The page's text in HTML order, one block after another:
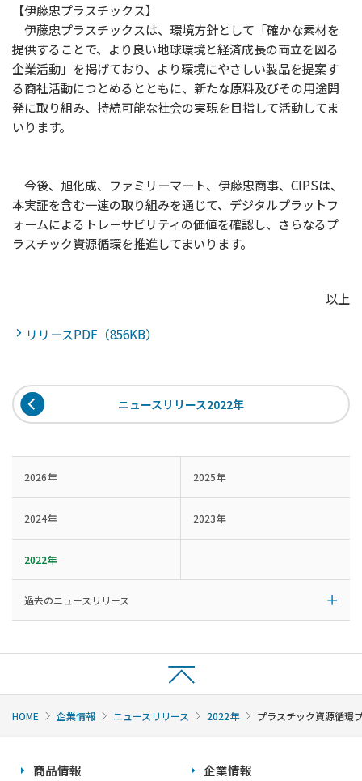
【伊藤忠プラスチックス】
伊藤忠プラスチックスは、環境方針として「確かな素材を
提供することで、より良い地球環境と経済成長の両立を図る
企業活動」を掲げており、より環境にやさしい製品を提案す
る商社活動につとめるとともに、新たな原料及びその用途開
発に取り組み、持続可能な社会の実現を目指して活動してま
いります。
今後、旭化成、ファミリーマート、伊藤忠商事、CIPSは、
本実証を含む一連の取り組みを通じて、デジタルプラットフ
ォームによるトレーサビリティの価値を確認し、さらなるプ
ラスチック資源循環を推進してまいります。
以上
リリースPDF（856KB）
ニュースリリース2022年
2026年 2025年
2024年 2023年
2022年
過去のニュースリリース
HOME 企業情報 ニュースリリース 2022年 プラスチック資源循環
商品情報
企業情報